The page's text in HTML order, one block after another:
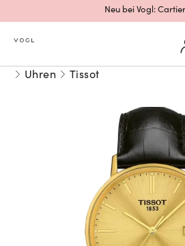
Neu bei Vogl: Cartier
Mehr erfahren: Ikonische Uhren
Rolex Certified Pre-Owned
Neu bei Vogl: Uhren von
Uhren Tissot